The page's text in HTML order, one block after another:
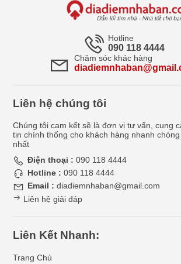
Hotline
090 118 4444
Chăm sóc khác hàng
Liên hệ chúng tôi
Chúng tôi cam kết sẽ là đơn vị tư vấn, cung
tin chính thống cho khách hàng nhanh
nhất
Điện thoại : 090 118 4444
Hotline : 090 118 4444
Email : diadiemnhaban@gmail.com
Liên hệ giải đáp
Liên Kết Nhanh:
Trang Chủ